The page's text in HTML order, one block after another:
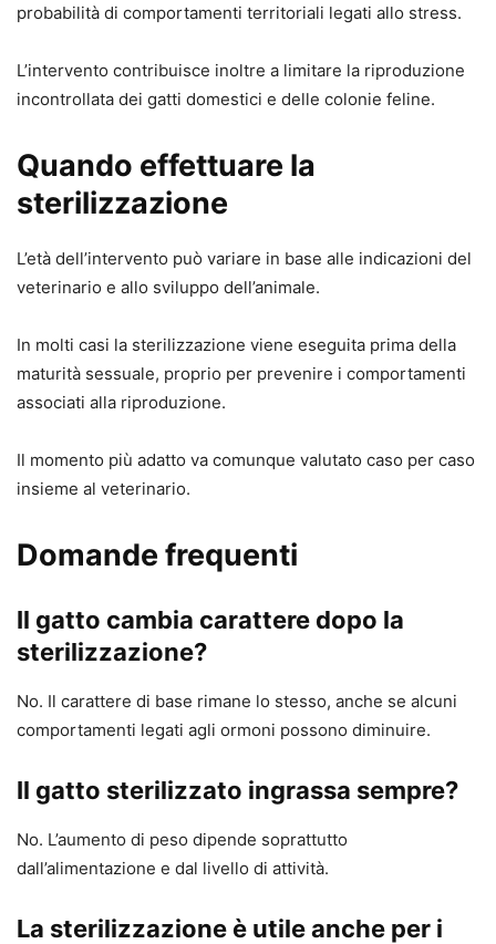
probabilità di comportamenti territoriali legati allo stress.
L’intervento contribuisce inoltre a limitare la riproduzione
incontrollata dei gatti domestici e delle colonie feline.
Quando effettuare la
sterilizzazione
L’età dell’intervento può variare in base alle indicazioni del
veterinario e allo sviluppo dell’animale.
In molti casi la sterilizzazione viene eseguita prima della
maturità sessuale, proprio per prevenire i comportamenti
associati alla riproduzione.
Il momento più adatto va comunque valutato caso per caso
insieme al veterinario.
Domande frequenti
Il gatto cambia carattere dopo la
sterilizzazione?
No. Il carattere di base rimane lo stesso, anche se alcuni
comportamenti legati agli ormoni possono diminuire.
Il gatto sterilizzato ingrassa sempre?
No. L’aumento di peso dipende soprattutto
dall’alimentazione e dal livello di attività.
La sterilizzazione è utile anche per i